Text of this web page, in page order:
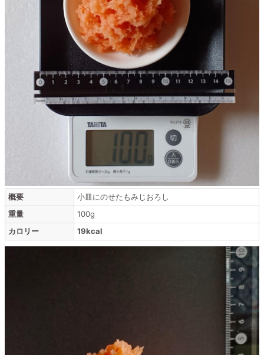
概要
小皿にのせたもみじおろし
重量
100g
カロリー
19kcal